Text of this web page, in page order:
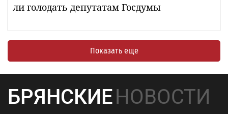
ли голодать депутатам Госдумы
Показать еще
БРЯНСКИЕНОВОСТИ